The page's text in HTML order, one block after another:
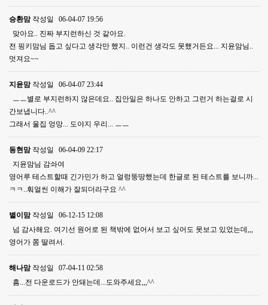
승환맘 작성일
06-04-07 19:56
맞아요.. 진짜 부지런하신 것 같아요.
전 핑키맘님 돕고 싶다고 생각만 했지.. 이런건 생각도 못했거든요... 지윤맘님..
멋져요~~
지윤맘 작성일
06-04-07 23:44
ㅡㅡ별로 부지런하지 않은데요.. 집안일은 하나도 안하고 그런거 하는걸로 시
간보냅니다..^^
그래서 울집 엉망... 도야지 우리... ㅡㅡ
동현맘 작성일
06-04-09 22:17
지윤맘님 감솨여
영어루 테스트할때 긴가민가 하고 얼렁뚱땅했는데 한글로 된 테스트를 보니까...
ㅋㅋ..훠얼씬 이해가 잘되더라구요 ^^
별이맘 작성일
06-12-15 12:08
넘 감사해요. 여기선 원어로 된 책밖에 없어서 보고 싶어도 못보고 있었는데,,,
영어가 쫌 딸려서.
해나맘 작성일
07-04-11 02:58
흠...전 다운로드가 안돼는데...도와주세요,,,^^